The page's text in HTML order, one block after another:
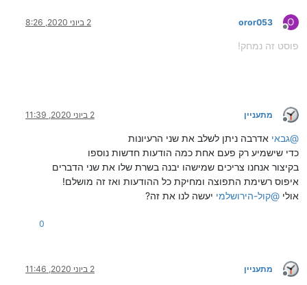
O
מנותק
oror053 2 ביוני 2020, 8:26
פוסט זה נמחק!
מנותק
מתעניין 2 ביוני 2020, 11:39
@גבאי אדרבה ניתן לשלב את שני הרעיונות
כדי שישמיע רק פעם אחת כמה הודעות חדשות נוספו
בקיצור אנחנו צריכים שמישהו יבנה בשרת שלו את שני הדברים
איפוס רשימת התפוצה ומחיקת כל ההודעות ואז זה מושלם!
אולי @קול-הירושלמי יעשה לנו את זה?
0
מנותק
מתעניין 2 ביוני 2020, 11:46